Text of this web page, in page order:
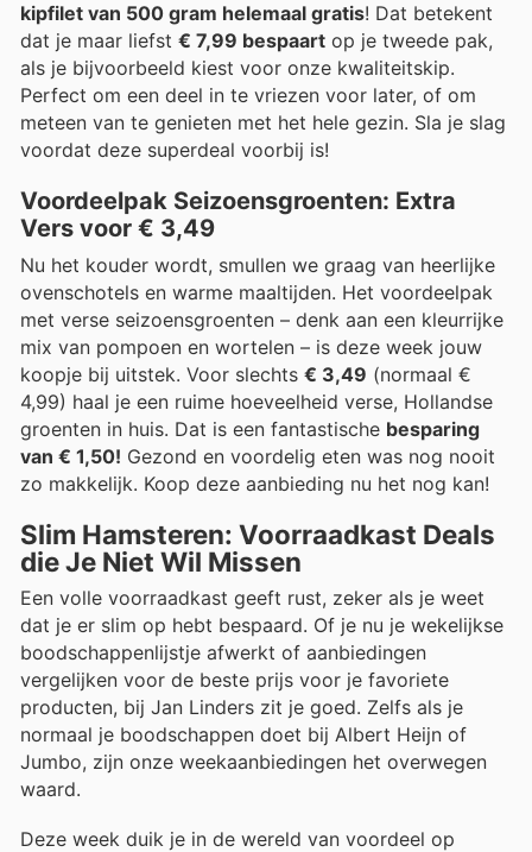
kipfilet van 500 gram helemaal gratis! Dat betekent
dat je maar liefst € 7,99 bespaart op je tweede pak,
als je bijvoorbeeld kiest voor onze kwaliteitskip.
Perfect om een deel in te vriezen voor later, of om
meteen van te genieten met het hele gezin. Sla je slag
voordat deze superdeal voorbij is!
Voordeelpak Seizoensgroenten: Extra
Vers voor € 3,49
Nu het kouder wordt, smullen we graag van heerlijke
ovenschotels en warme maaltijden. Het voordeelpak
met verse seizoensgroenten – denk aan een kleurrijke
mix van pompoen en wortelen – is deze week jouw
koopje bij uitstek. Voor slechts € 3,49 (normaal €
4,99) haal je een ruime hoeveelheid verse, Hollandse
groenten in huis. Dat is een fantastische besparing
van € 1,50! Gezond en voordelig eten was nog nooit
zo makkelijk. Koop deze aanbieding nu het nog kan!
Slim Hamsteren: Voorraadkast Deals
die Je Niet Wil Missen
Een volle voorraadkast geeft rust, zeker als je weet
dat je er slim op hebt bespaard. Of je nu je wekelijkse
boodschappenlijstje afwerkt of aanbiedingen
vergelijken voor de beste prijs voor je favoriete
producten, bij Jan Linders zit je goed. Zelfs als je
normaal je boodschappen doet bij Albert Heijn of
Jumbo, zijn onze weekaanbiedingen het overwegen
waard.
Deze week duik je in de wereld van voordeel op